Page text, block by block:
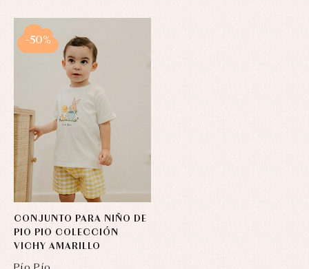
CONJUNTO PARA NIÑO DE
PIO PIO COLECCIÓN
VICHY AMARILLO
-50%